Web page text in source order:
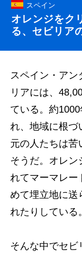
スペイン
オレンジをク
る、セビリア
スペイン・ア
リアには、
ている。約
れ、地域に根づ
元の人たちは苦
そうだ。オレン
れてマーマレー
めて埋立地に送
れたりしている。
そんな中でセビ